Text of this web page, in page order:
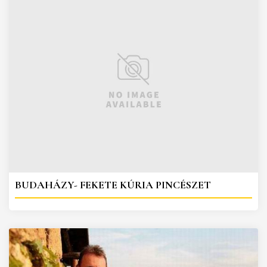
BUDAHÁZY- FEKETE KÚRIA PINCÉSZET